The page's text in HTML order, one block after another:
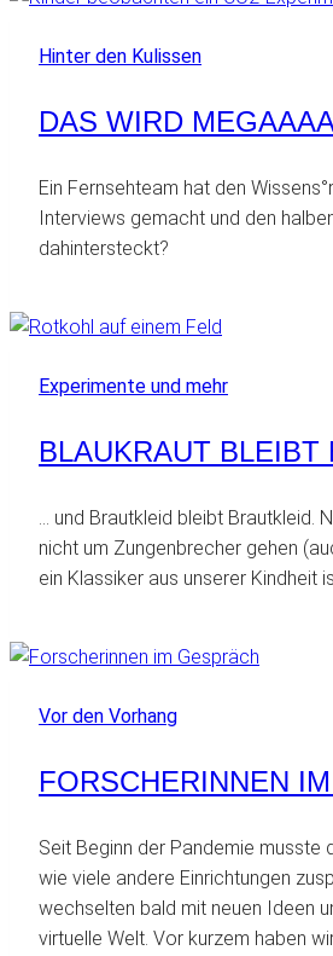
Hinter den Kulissen
DAS WIRD
Ein Fernsehteam hat den
Interviews gemacht und den
dahintersteckt?
Experimente und mehr
BLAUKRAUT BLEIBT
… und Brautkleid bleibt Brautkleid.
nicht um Zungenbrecher gehen
ein Klassiker aus unserer Kindheit
Vor den Vorhang
FORSCHERINNEN
Seit Beginn der Pandemie musste
wie viele andere Einrichtungen
wechselten bald mit neuen Ideen
virtuelle Welt. Vor kurzem haben